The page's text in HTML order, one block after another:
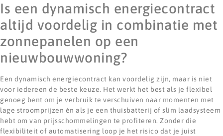
Is een dynamisch energiecontract
altijd voordelig in combinatie met
zonnepanelen op een
nieuwbouwwoning?
Een dynamisch energiecontract kan voordelig zijn, maar is niet
voor iedereen de beste keuze. Het werkt het best als je flexibel
genoeg bent om je verbruik te verschuiven naar momenten met
lage stroomprijzen én als je een thuisbatterij of slim laadsysteem
hebt om van prijsschommelingen te profiteren. Zonder die
flexibiliteit of automatisering loop je het risico dat je juist